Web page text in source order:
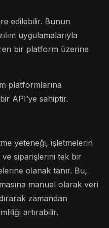
edilebilir. Bunun
uygulamalarıyla
bir platform üzerine
platformlarına
API’ye sahiptir.
yeteneği, işletmelerin
siparişlerini tek bir
olanak tanır. Bu,
manuel olarak veri
zamandan
artırabilir.